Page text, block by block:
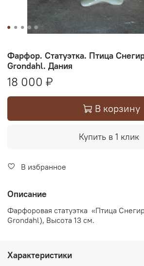
Фарфор. Статуэтка. Птица
Grondahl. Дания
18 000 ₽
В корзину
Купить в 1 клик
В избранное
Описание
Фарфоровая статуэтка «Птица
Grondahl), Высота 13 см.
Характеристики